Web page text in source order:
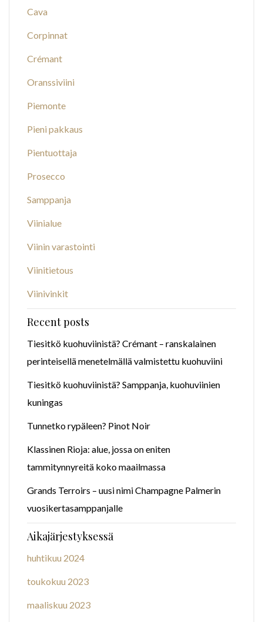
Cava
Corpinnat
Crémant
Oranssiviini
Piemonte
Pieni pakkaus
Pientuottaja
Prosecco
Samppanja
Viinialue
Viinin varastointi
Viinitietous
Viinivinkit
Recent posts
Tiesitkö kuohuviinistä? Crémant – ranskalainen
perinteisellä menetelmällä valmistettu kuohuviini
Tiesitkö kuohuviinistä? Samppanja, kuohuviinien
kuningas
Tunnetko rypäleen? Pinot Noir
Klassinen Rioja: alue, jossa on eniten
tammitynnyreitä koko maailmassa
Grands Terroirs – uusi nimi Champagne Palmerin
vuosikertasamppanjalle
Aikajärjestyksessä
huhtikuu 2024
toukokuu 2023
maaliskuu 2023